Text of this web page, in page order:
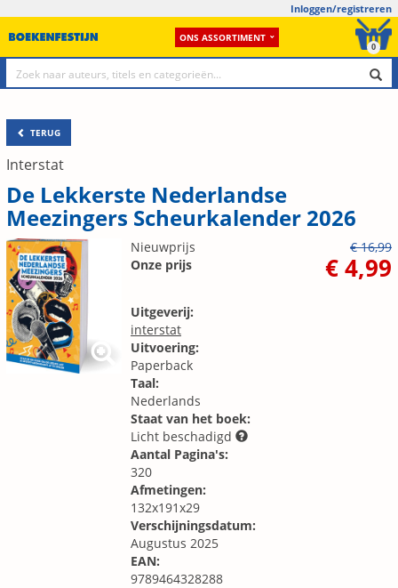
Inloggen/registreren
ONS ASSORTIMENT
0
TERUG
Interstat
De Lekkerste Nederlandse
Meezingers Scheurkalender 2026
Nieuwprijs
€ 16,99
Onze prijs
€ 4,99
Uitgeverij:
interstat
Uitvoering:
Paperback
Taal:
Nederlands
Staat van het boek:
Licht beschadigd
Aantal Pagina's:
320
Afmetingen:
132x191x29
Verschijningsdatum:
Augustus 2025
EAN:
9789464328288